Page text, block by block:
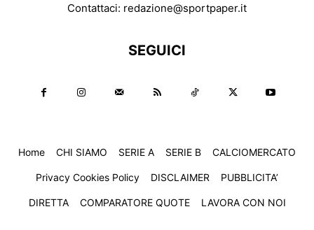
Contattaci: redazione@sportpaper.it
SEGUICI
Home CHI SIAMO SERIE A SERIE B CALCIOMERCATO
Privacy Cookies Policy DISCLAIMER PUBBLICITA’
DIRETTA COMPARATORE QUOTE LAVORA CON NOI